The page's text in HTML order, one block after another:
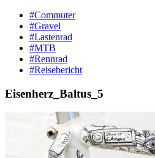
#Commuter
#Gravel
#Lastenrad
#MTB
#Rennrad
#Reisebericht
Eisenherz_Baltus_5